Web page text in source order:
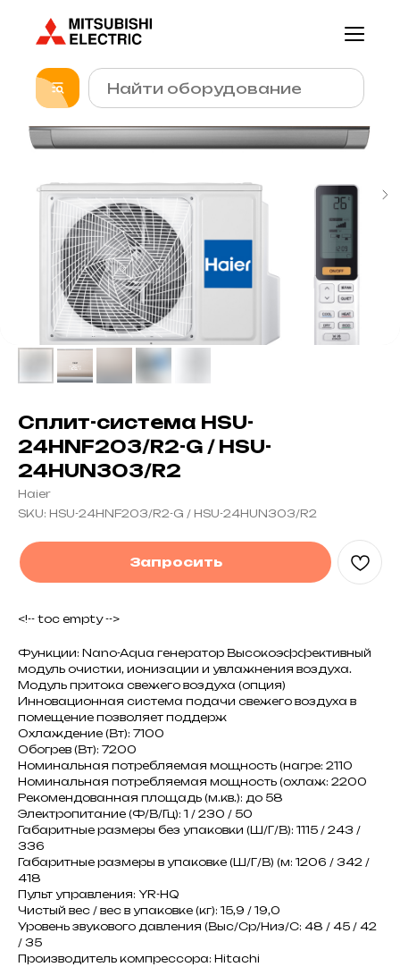
Сплит-система HSU-
24HNF203/R2-G / HSU-
24HUN303/R2
Haier
SKU: HSU-24HNF203/R2-G / HSU-24HUN303/R2
Запросить
<!-- toc empty -->
Функции: Nano-Aqua генератор Высокоэффективный
модуль очистки, ионизации и увлажнения воздуха.
Модуль притока свежего воздуха (опция)
Инновационная система подачи свежего воздуха в
помещение позволяет поддерж
Охлаждение (Вт): 7100
Обогрев (Вт): 7200
Номинальная потребляемая мощность (нагре: 2110
Номинальная потребляемая мощность (охлаж: 2200
Рекомендованная площадь (м.кв.): до 58
Электропитание (Ф/В/Гц): 1 / 230 / 50
Габаритные размеры без упаковки (Ш/Г/В): 1115 / 243 /
336
Габаритные размеры в упаковке (Ш/Г/В) (м: 1206 / 342 /
418
Пульт управления: YR-HQ
Чистый вес / вес в упаковке (кг): 15,9 / 19,0
Уровень звукового давления (Выс/Ср/Низ/С: 48 / 45 / 42
/ 35
Производитель компрессора: Hitachi